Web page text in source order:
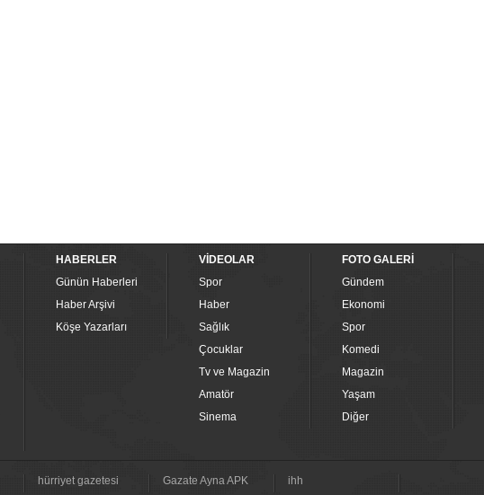
HABERLER
Günün Haberleri
Haber Arşivi
Köşe Yazarları
VİDEOLAR
Spor
Haber
Sağlık
Çocuklar
Tv ve Magazin
Amatör
Sinema
FOTO GALERİ
Gündem
Ekonomi
Spor
Komedi
Magazin
Yaşam
Diğer
hürriyet gazetesi Gazate Ayna APK ihh